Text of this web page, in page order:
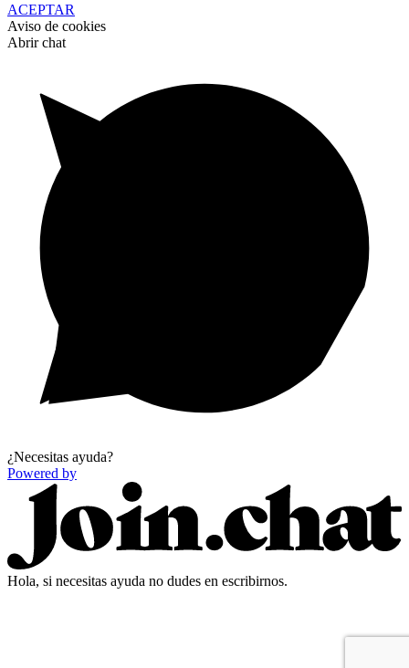
ACEPTAR
Aviso de cookies
Abrir chat
¿Necesitas ayuda?
Powered by
Hola, si necesitas ayuda no dudes en escribirnos.